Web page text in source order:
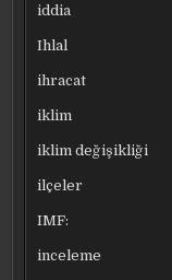
iddia
Ihlal
ihracat
iklim
iklim değişikliği
ilçeler
IMF:
inceleme